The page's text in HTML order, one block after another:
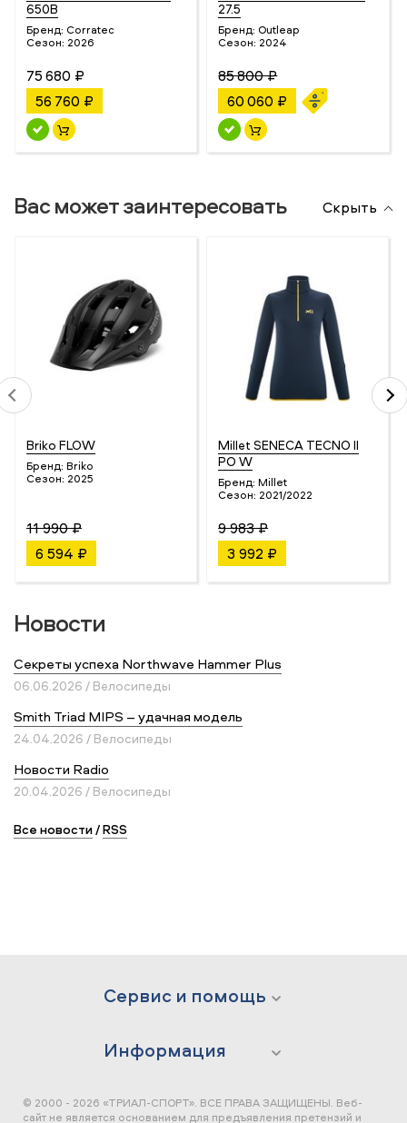
650B
Бренд: Corratec
Сезон: 2026
75 680 ₽
56 760 ₽
27.5
Бренд: Outleap
Сезон: 2024
85 800 ₽
60 060 ₽
Вас может заинтересовать Скрыть
Briko FLOW
Бренд: Briko
Сезон: 2025
11 990 ₽
6 594 ₽
Millet SENECA TECNO II
PO W
Бренд: Millet
Сезон: 2021/2022
9 983 ₽
3 992 ₽
Новости
Секреты успеха Northwave Hammer Plus
06.06.2026 / Велосипеды
Smith Triad MIPS – удачная модель
24.04.2026 / Велосипеды
Новости Radio
20.04.2026 / Велосипеды
Все новости/RSS
Сервис и помощь
Информация
© 2000 - 2026 «ТРИАЛ-СПОРТ». ВСЕ ПРАВА ЗАЩИЩЕНЫ. Веб-
сайт не является основанием для предъявления претензий и